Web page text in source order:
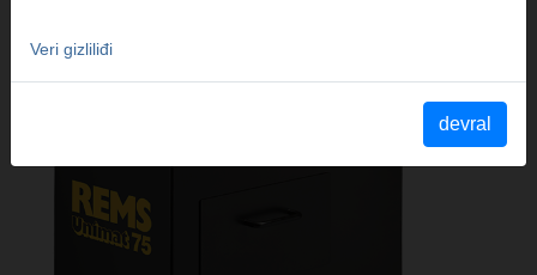
Veri gizliliđi
devral